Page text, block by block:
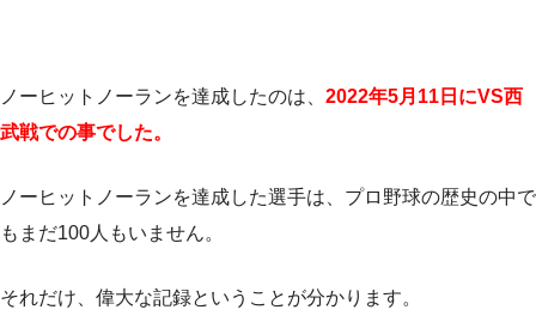
ノーヒットノーランを達成したのは、 2022年5月11日にVS西
武戦での事でした。
ノーヒットノーランを達成した選手は、プロ野球の歴史の中で
もまだ100人もいません。
それだけ、偉大な記録ということが分かります。